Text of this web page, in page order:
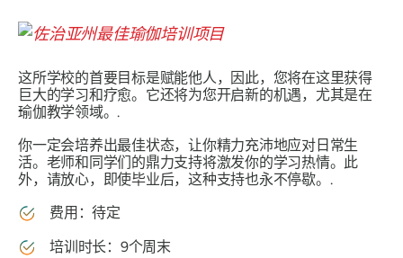
这所学校的首要目标是赋能他人，因此，您将在这里获得
巨大的学习和疗愈。它还将为您开启新的机遇，尤其是在
瑜伽教学领域。.
你一定会培养出最佳状态，让你精力充沛地应对日常生
活。老师和同学们的鼎力支持将激发你的学习热情。此
外，请放心，即使毕业后，这种支持也永不停歇。.
费用：待定
培训时长：9个周末